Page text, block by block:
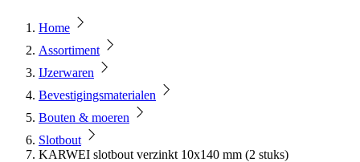
Home
Assortiment
IJzerwaren
Bevestigingsmaterialen
Bouten & moeren
Slotbout
KARWEI slotbout verzinkt 10x140 mm (2 stuks)